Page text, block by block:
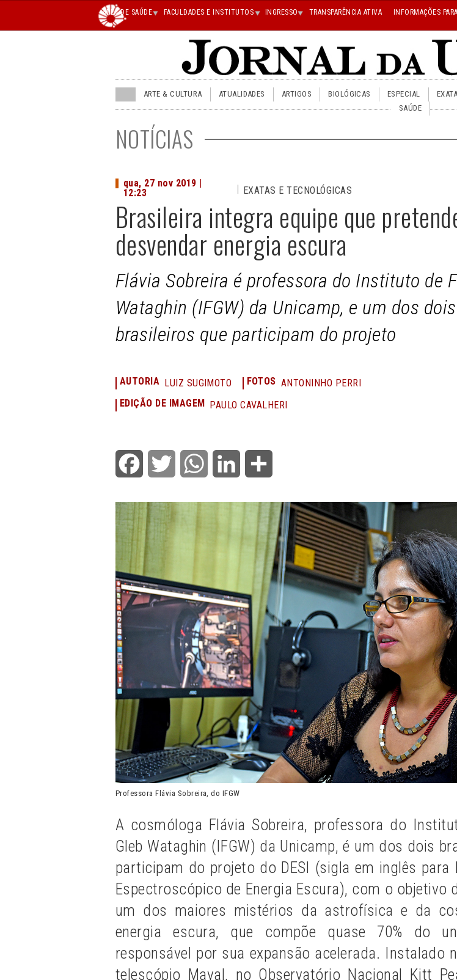
Main
superior
ÁREA DE SAÚDE FACULDADES E INSTITUTOS INGRESSO TRANSPARÊNCIA ATIVA INFORMAÇÕES
JU
menu
superior
ARTE & CULTURA ATUALIDADES ARTIGOS BIOLÓGICAS ESPECIAL
SAÚDE
NOTÍCIAS
Brasileira integra equipe que
desvendar energia escura
qua, 27 nov 2019 |
12:23
EXATAS E TECNOLÓGICAS
Flávia Sobreira é professora do Instituto de
Wataghin (IFGW) da Unicamp, e um dos dois
brasileiros que participam do projeto
AUTORIA LUIZ SUGIMOTO FOTOS ANTONINHO PERRI
EDIÇÃO DE IMAGEM
PAULO CAVALHERI
Facebook Twitter WhatsApp LinkedIn
Professora Flávia Sobreira, do IFGW
A cosmóloga Flávia Sobreira, professora do
Gleb Wataghin (IFGW) da Unicamp, é um dos dois
participam do projeto do DESI (sigla em inglês para
Espectroscópico de Energia Escura), com o objetivo
um dos maiores mistérios da astrofísica e da
energia escura, que compõe quase 70% do
responsável por sua expansão acelerada. Instalado
telescópio Mayal, no Observatório Nacional Kitt